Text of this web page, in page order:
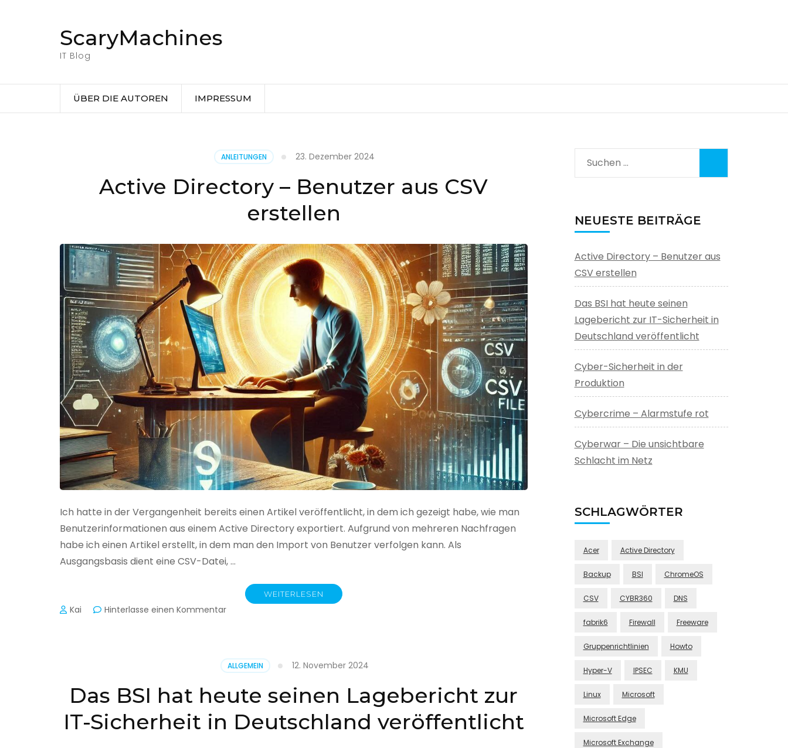
(Eingabetaste
ScaryMachines
IT Blog
ÜBER DIE AUTOREN IMPRESSUM
ANLEITUNGEN 23. Dezember 2024
Active Directory – Benutzer aus CSV
erstellen
Ich hatte in der Vergangenheit bereits einen Artikel veröffentlicht, in dem ich gezeigt habe, wie man
Benutzerinformationen aus einem Active Directory exportiert. Aufgrund von mehreren Nachfragen
habe ich einen Artikel erstellt, in dem man den Import von Benutzer verfolgen kann. Als
Ausgangsbasis dient eine CSV-Datei, …
WEITERLESEN
Kai Hinterlasse einen Kommentarzu
Benutzer
aus
erstellen
ALLGEMEIN 12. November 2024
Das BSI hat heute seinen Lagebericht zur
IT-Sicherheit in Deutschland veröffentlicht
Suchen
nach:
NEUESTE BEITRÄGE
Active Directory – Benutzer aus
CSV erstellen
Das BSI hat heute seinen
Lagebericht zur IT-Sicherheit in
Deutschland veröffentlicht
Cyber-Sicherheit in der
Produktion
Cybercrime – Alarmstufe rot
Cyberwar – Die unsichtbare
Schlacht im Netz
SCHLAGWÖRTER
Acer Active Directory
Backup BSI ChromeOS
CSV CYBR360 DNS
fabrik6 Firewall Freeware
Gruppenrichtlinien Howto
Hyper-V IPSEC KMU
Linux Microsoft
Microsoft Edge
Microsoft Exchange